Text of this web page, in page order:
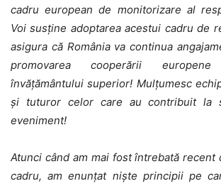
cadru european de monitorizare al
Voi susține adoptarea acestui cadru de
asigura că România va continua
promovarea cooperării
învățământului superior! Mulțumesc
și tuturor celor care au contribuit la
eveniment!
Atunci când am mai fost întrebată
cadru, am enunțat niște principii pe